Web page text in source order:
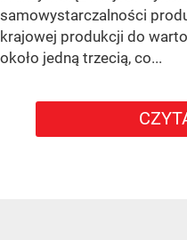
samowystarczalności
krajowej produkcji do
około jedną trzecią, co...